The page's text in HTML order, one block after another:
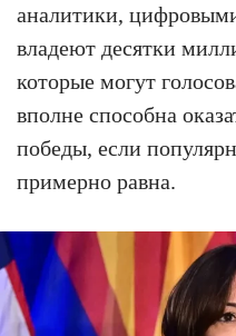
аналитики,
владеют десятки
которые могут
вполне способна
победы, если
примерно равна.